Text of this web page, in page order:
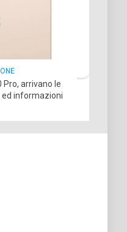
Pro, arrivano le
informazioni